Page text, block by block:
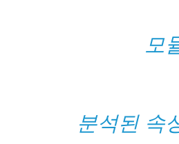
모
분석된 속